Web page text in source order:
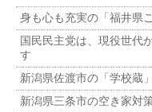
身も心も充実の「福井県
国民民主党は、現役世代
す
新潟県佐渡市の「学校蔵
新潟県三条市の空き家対